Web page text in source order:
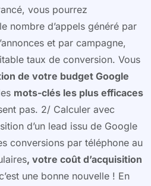
vous pourrez
nombre d’appels généré par
et par campagne,
taux de conversion. Vous
de votre budget Google
mots-clés les plus efficaces
pas. 2/ Calculer avec
d’un lead issu de Google
conversions par téléphone au
, votre coût d’acquisition
une bonne nouvelle ! En